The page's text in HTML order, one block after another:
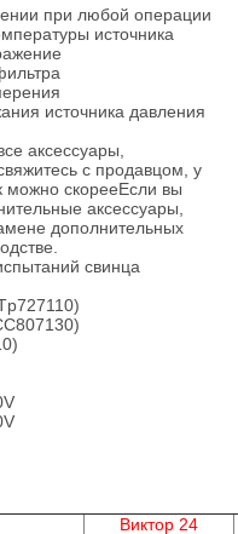
при любой операции
источника
источника давления
аксессуары,
с продавцом, у
можно скорееЕсли вы
аксессуары,
дополнительных
свинца
Виктор 24